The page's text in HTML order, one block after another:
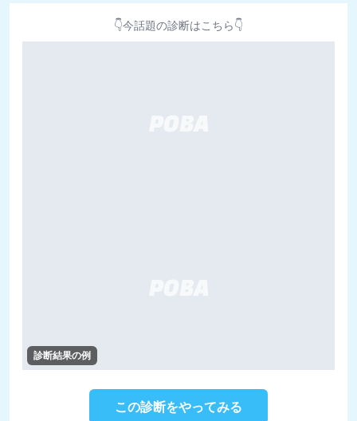
👇今話題の診断はこちら👇
診断結果の例
この診断をやってみる